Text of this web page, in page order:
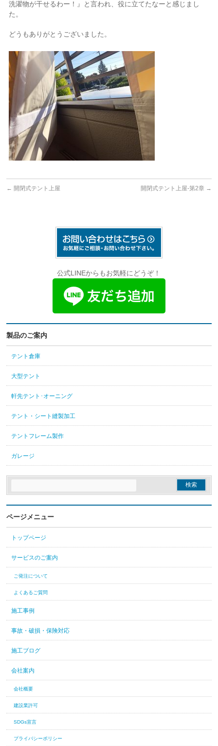
洗濯物が干せるわー！』と言われ、役に立てたなーと感じまし
た。
どうもありがとうございました。
← 開閉式テント上屋 開閉式テント上屋-第2章 →
公式LINEからもお気軽にどうぞ！
製品のご案内
テント倉庫
大型テント
軒先テント･オーニング
テント・シート縫製加工
テントフレーム製作
ガレージ
ページメニュー
トップページ
サービスのご案内
ご発注について
よくあるご質問
施工事例
事故・破損・保険対応
施工ブログ
会社案内
会社概要
建設業許可
SDGs宣言
プライバシーポリシー